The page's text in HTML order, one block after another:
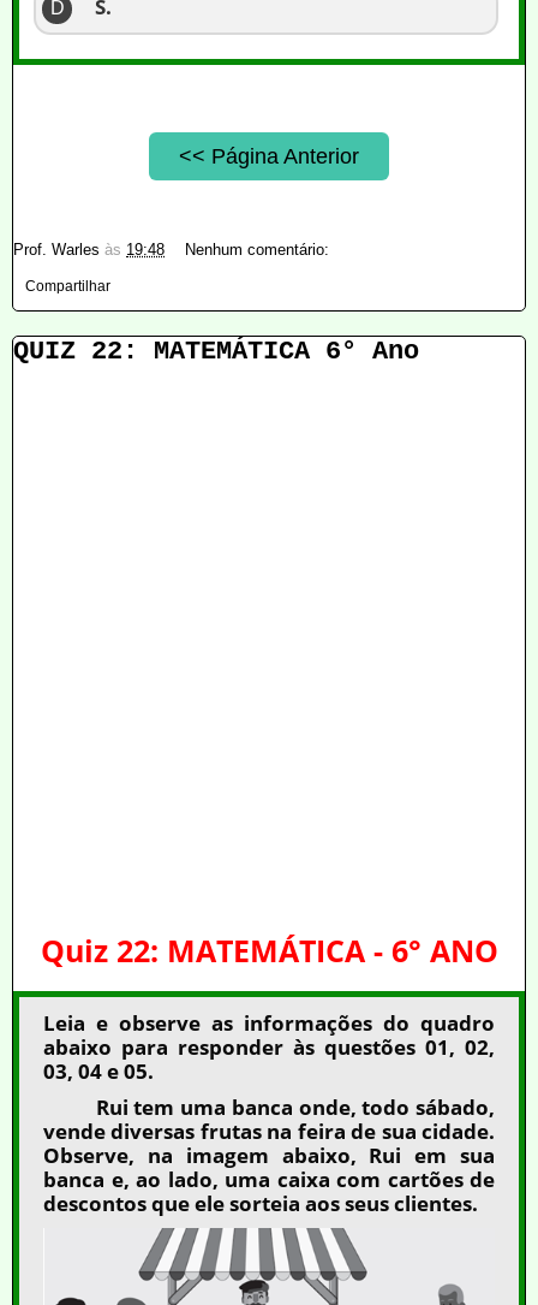
D S.
<< Página Anterior
Prof. Warles às 19:48 Nenhum comentário:
Compartilhar
QUIZ 22: MATEMÁTICA 6° Ano
Quiz 22: MATEMÁTICA - 6° ANO
Leia e observe as informações do quadro
abaixo para responder às questões 01, 02,
03, 04 e 05.
Rui tem uma banca onde, todo sábado,
vende diversas frutas na feira de sua cidade.
Observe, na imagem abaixo, Rui em sua
banca e, ao lado, uma caixa com cartões de
descontos que ele sorteia aos seus clientes.